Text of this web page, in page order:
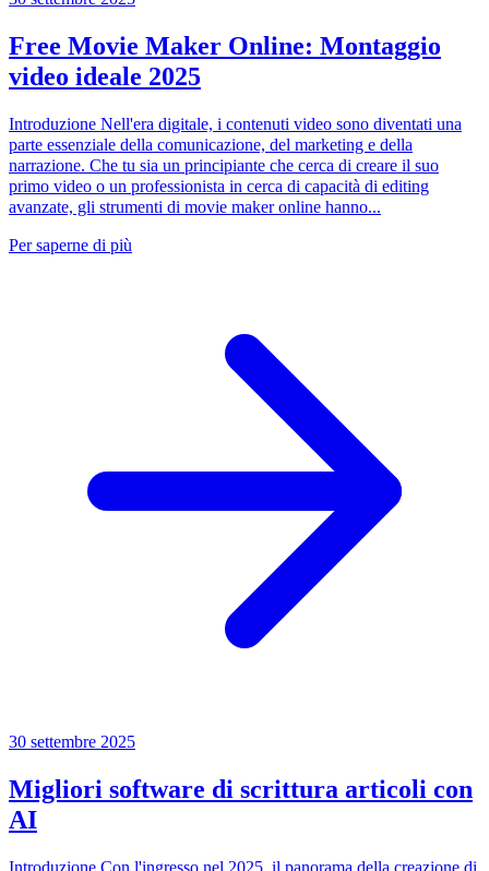
Free Movie Maker Online: Montaggio
video ideale 2025
Introduzione Nell'era digitale, i contenuti video sono diventati una
parte essenziale della comunicazione, del marketing e della
narrazione. Che tu sia un principiante che cerca di creare il suo
primo video o un professionista in cerca di capacità di editing
avanzate, gli strumenti di movie maker online hanno...
Per saperne di più
30 settembre 2025
Migliori software di scrittura articoli con
AI
Introduzione Con l'ingresso nel 2025, il panorama della creazione di